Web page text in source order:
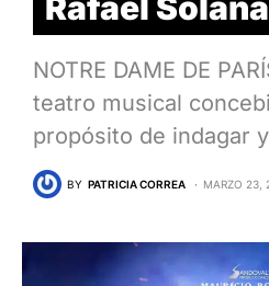
NOTRE DAME DE
teatro musical
propósito de indagar
BY PATRICIA CORREA MARZO 23,